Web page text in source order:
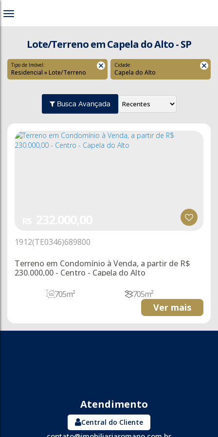
Lote/Terreno em Capela do Alto - SP
Tipo de Imóvel:
Residencial » Lote/Terreno
Cidade:
Capela do Alto
Busca Avançada
Terreno em Condomínio à Venda, a partir de R$
230.000,00 - Centro - Capela do Alto
1912(TE0346)689800
705m² 705m²
Ver mais
Central do Cliente